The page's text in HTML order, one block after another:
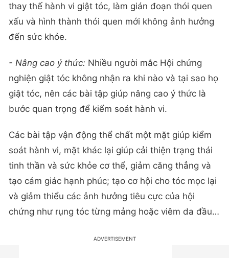
thay thế hành vi giật tóc, làm gián đoạn thói quen
xấu và hình thành thói quen mới không ảnh hưởng
đến sức khỏe.
- Nâng cao ý thức: Nhiều người mắc Hội chứng
nghiện giật tóc không nhận ra khi nào và tại sao họ
giật tóc, nên các bài tập giúp nâng cao ý thức là
bước quan trọng để kiểm soát hành vi.
Các bài tập vận động thể chất một mặt giúp kiểm
soát hành vi, mặt khác lại giúp cải thiện trạng thái
tinh thần và sức khỏe cơ thể, giảm căng thẳng và
tạo cảm giác hạnh phúc; tạo cơ hội cho tóc mọc lại
và giảm thiểu các ảnh hưởng tiêu cực của hội
chứng như rụng tóc từng mảng hoặc viêm da đầu…